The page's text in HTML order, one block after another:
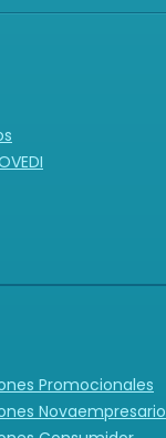
Promocionales
Novaempresario